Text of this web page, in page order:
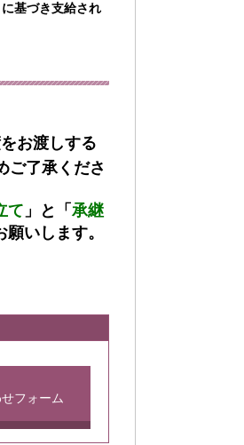
基づき支給され
お渡しする
ご了承くださ
て 」と「 承継
いします。
フォーム